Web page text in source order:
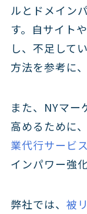
ルとドメイン
す。自サイト
し、不足して
方法を参考に
また、NYマー
高めるために、
業代行サービス
インパワー強
弊社では、 被